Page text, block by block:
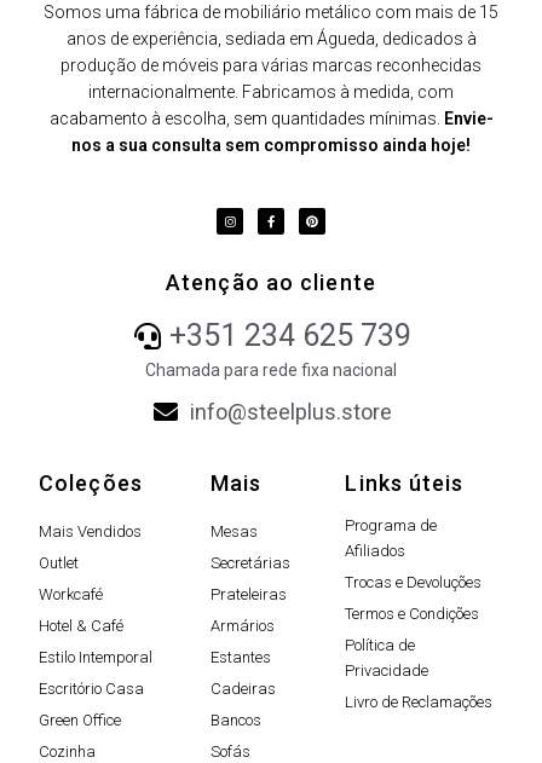
Somos uma fábrica de mobiliário metálico com mais de 15
anos de experiência, sediada em Águeda, dedicados à
produção de móveis para várias marcas reconhecidas
internacionalmente. Fabricamos à medida, com
acabamento à escolha, sem quantidades mínimas. Envie-
nos a sua consulta sem compromisso ainda hoje!
Atenção ao cliente
+351 234 625 739
Chamada para rede fixa nacional
info@steelplus.store
Coleções
Mais Vendidos
Outlet
Workcafé
Hotel & Café
Estilo Intemporal
Escritório Casa
Green Office
Cozinha
Mais
Mesas
Secretárias
Prateleiras
Armários
Estantes
Cadeiras
Bancos
Sofás
Links úteis
Programa de
Afiliados
Trocas e Devoluções
Termos e Condições
Política de
Privacidade
Livro de Reclamações